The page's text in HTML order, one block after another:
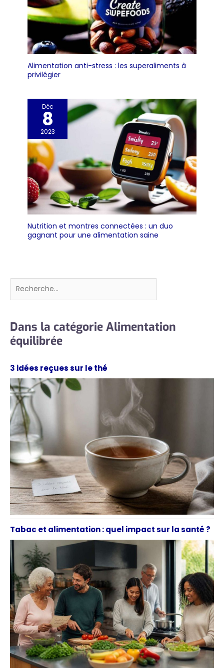
Alimentation anti-stress : les superaliments à
privilégier
Déc
8
2023
Nutrition et montres connectées : un duo
gagnant pour une alimentation saine
Rechercher
Dans la catégorie Alimentation
équilibrée
3 idées reçues sur le thé
Tabac et alimentation : quel impact sur la santé ?